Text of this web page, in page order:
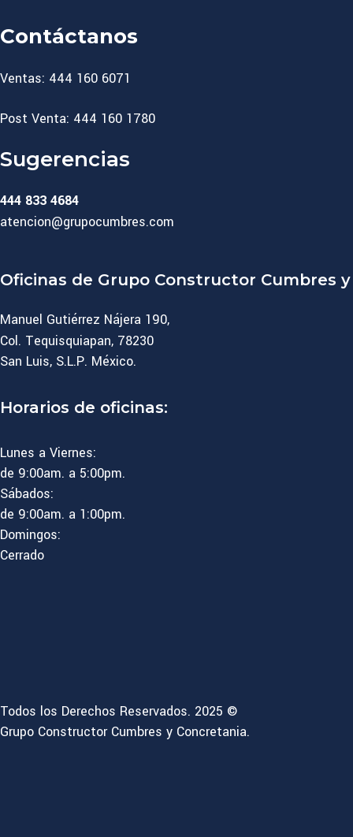
Contáctanos
Ventas: 444 160 6071
Post Venta: 444 160 1780
Sugerencias
444 833 4684
atencion@grupocumbres.com
Oficinas de Grupo Constructor Cumbres
Manuel Gutiérrez Nájera 190,
Col. Tequisquiapan, 78230
San Luis, S.L.P. México.
Horarios de oficinas:
Lunes a Viernes:
de 9:00am. a 5:00pm.
Sábados:
de 9:00am. a 1:00pm.
Domingos:
Cerrado
Todos los Derechos Reservados. 2025 ©
Grupo Constructor Cumbres y Concretania.